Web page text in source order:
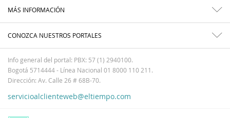
MÁS INFORMACIÓN
CONOZCA NUESTROS PORTALES
Info general del portal: PBX: 57 (1) 2940100.
Bogotá 5714444 - Línea Nacional 01 8000 110 211.
Dirección: Av. Calle 26 # 68B-70.
servicioalclienteweb@eltiempo.com